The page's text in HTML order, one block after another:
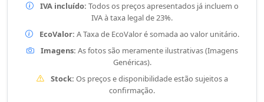
IVA incluído: Todos os preços apresentados já incluem o
IVA à taxa legal de 23%.
EcoValor: A Taxa de EcoValor é somada ao valor unitário.
Imagens: As fotos são meramente ilustrativas (Imagens
Genéricas).
Stock: Os preços e disponibilidade estão sujeitos a
confirmação.